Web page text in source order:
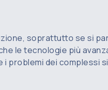
soprattutto se si
le tecnologie più
problemi dei complessi